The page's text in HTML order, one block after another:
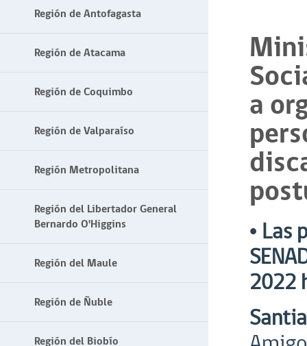
Región de Antofagasta
Región de Atacama
Región de Coquimbo
Región de Valparaíso
Región Metropolitana
Región del Libertador General
Bernardo O'Higgins
Región del Maule
Región de Ñuble
Región del Biobío
a
• Las
2022